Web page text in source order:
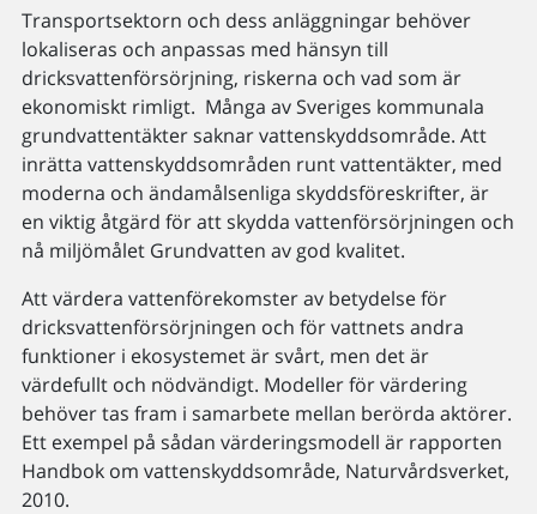
Transportsektorn och dess anläggningar behöver
lokaliseras och anpassas med hänsyn till
dricksvattenförsörjning, riskerna och vad som är
ekonomiskt rimligt. Många av Sveriges kommunala
grundvattentäkter saknar vattenskyddsområde. Att
inrätta vattenskyddsområden runt vattentäkter, med
moderna och ändamålsenliga skyddsföreskrifter, är
en viktig åtgärd för att skydda vattenförsörjningen och
nå miljömålet Grundvatten av god kvalitet.
Att värdera vattenförekomster av betydelse för
dricksvattenförsörjningen och för vattnets andra
funktioner i ekosystemet är svårt, men det är
värdefullt och nödvändigt. Modeller för värdering
behöver tas fram i samarbete mellan berörda aktörer.
Ett exempel på sådan värderingsmodell är rapporten
Handbok om vattenskyddsområde, Naturvårdsverket,
2010.